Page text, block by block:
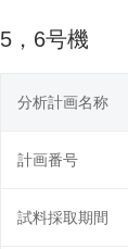
5，6号機
分析計画名称
計画番号
試料採取期間